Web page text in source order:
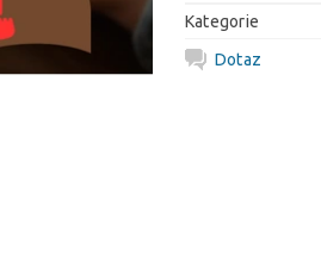
Kategorie
Dotaz